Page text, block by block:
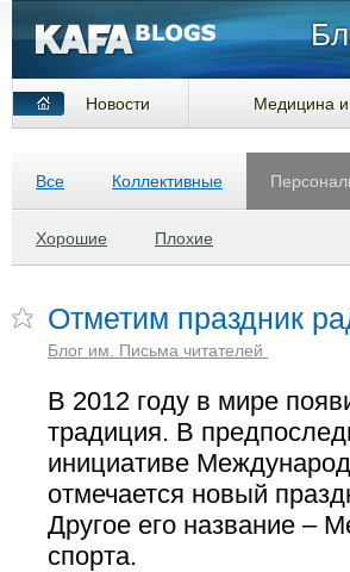
Новости Медицина и
Все Коллективные
Хорошие Плохие
Отметим праздник
Блог им. Письма читателей
В 2012 году в мире
традиция. В
инициативе
отмечается новый
Другое его название –
спорта.